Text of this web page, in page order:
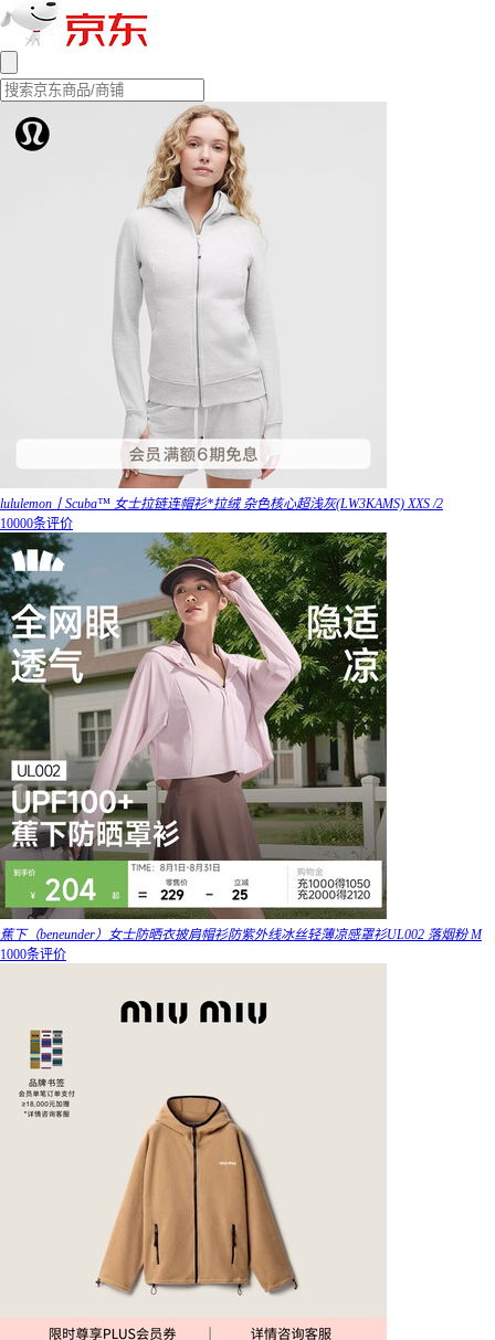
lululemon丨Scuba™ 女士拉链连帽衫*拉绒 杂色核心超浅灰(LW3KAMS) XXS /2
10000条评价
蕉下（beneunder）女士防晒衣披肩帽衫防紫外线冰丝轻薄凉感罩衫UL002 落烟粉 M
1000条评价